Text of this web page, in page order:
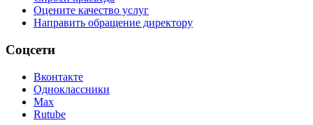
Оцените качество услуг
Направить обращение директору
Соцсети
Вконтакте
Одноклассники
Max
Rutube